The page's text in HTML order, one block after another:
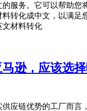
的服务。它可以帮助您
转化成中文，以满足
文材料转化
逊，应该选
供应链优势的工厂而言